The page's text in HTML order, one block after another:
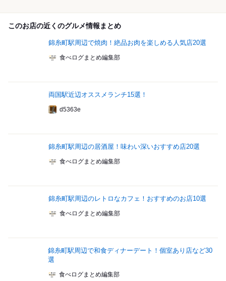
このお店の近くのグルメ情報まとめ
錦糸町駅周辺で焼肉！絶品お肉を楽しめる人気店20選
食べログまとめ編集部
両国駅近辺オススメランチ15選！
d5363e
錦糸町駅周辺の居酒屋！味わい深いおすすめ店20選
食べログまとめ編集部
錦糸町駅周辺のレトロなカフェ！おすすめのお店10選
食べログまとめ編集部
錦糸町駅周辺で和食ディナーデート！個室あり店など30
選
食べログまとめ編集部